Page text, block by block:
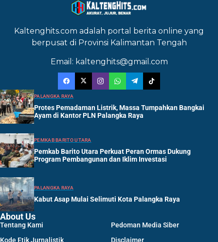
Kaltenghits.com adalah portal berita online yang
berpusat di Provinsi Kalimantan Tengah
Email: kaltenghits@gmail.com
PALANGKA RAYA
Protes Pemadaman Listrik, Massa Tumpahkan Bangkai
Ayam di Kantor PLN Palangka Raya
PEMKAB BARITO UTARA
Pemkab Barito Utara Perkuat Peran Ormas Dukung
Program Pembangunan dan Iklim Investasi
PALANGKA RAYA
Kabut Asap Mulai Selimuti Kota Palangka Raya
About Us
Tentang Kami
Pedoman Media Siber
Kode Etik Jurnalistik
Disclaimer